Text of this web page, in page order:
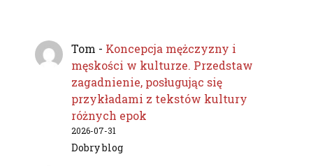
Tom - Koncepcja mężczyzny i
męskości w kulturze. Przedstaw
zagadnienie, posługując się
przykładami z tekstów kultury
różnych epok
2026-07-31
Dobry blog